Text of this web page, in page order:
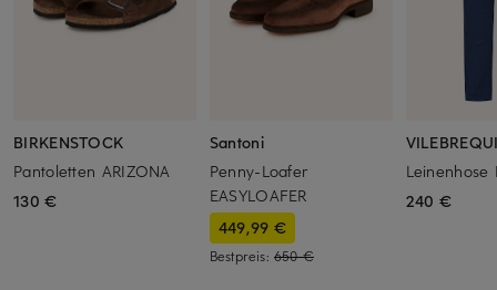
BIRKENSTOCK
Pantoletten ARIZONA
130 €
Santoni
Penny-Loafer
EASYLOAFER
449,99 €
Bestpreis: 650 €
Leinenhose
240 €